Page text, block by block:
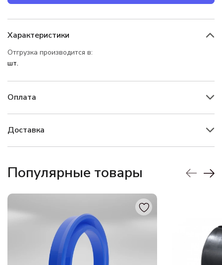
Характеристики
Отгрузка производится в:
шт.
Оплата
Доставка
Популярные товары